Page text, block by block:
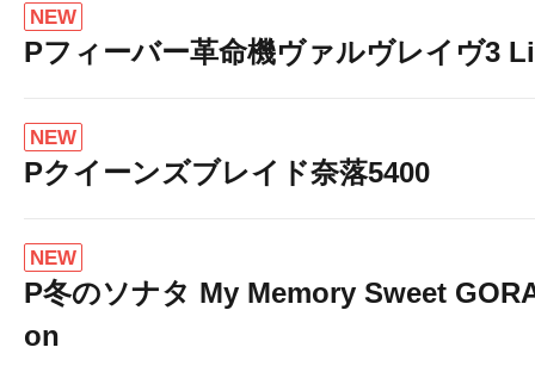
NEW
Pフィーバー革命機ヴァルヴレイヴ3
NEW
Pクイーンズブレイド奈落5400
NEW
P冬のソナタ My Memory Sweet
on